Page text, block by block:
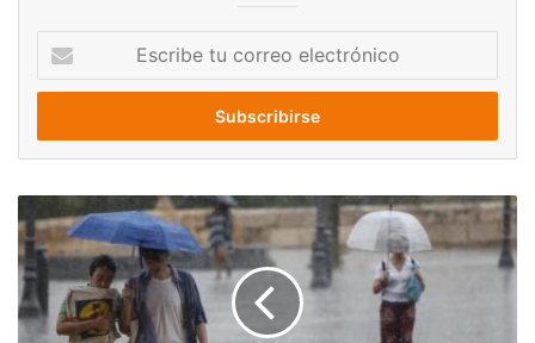
correo
en
Maracaibo:
fuertes
lluvias
pronosticadas